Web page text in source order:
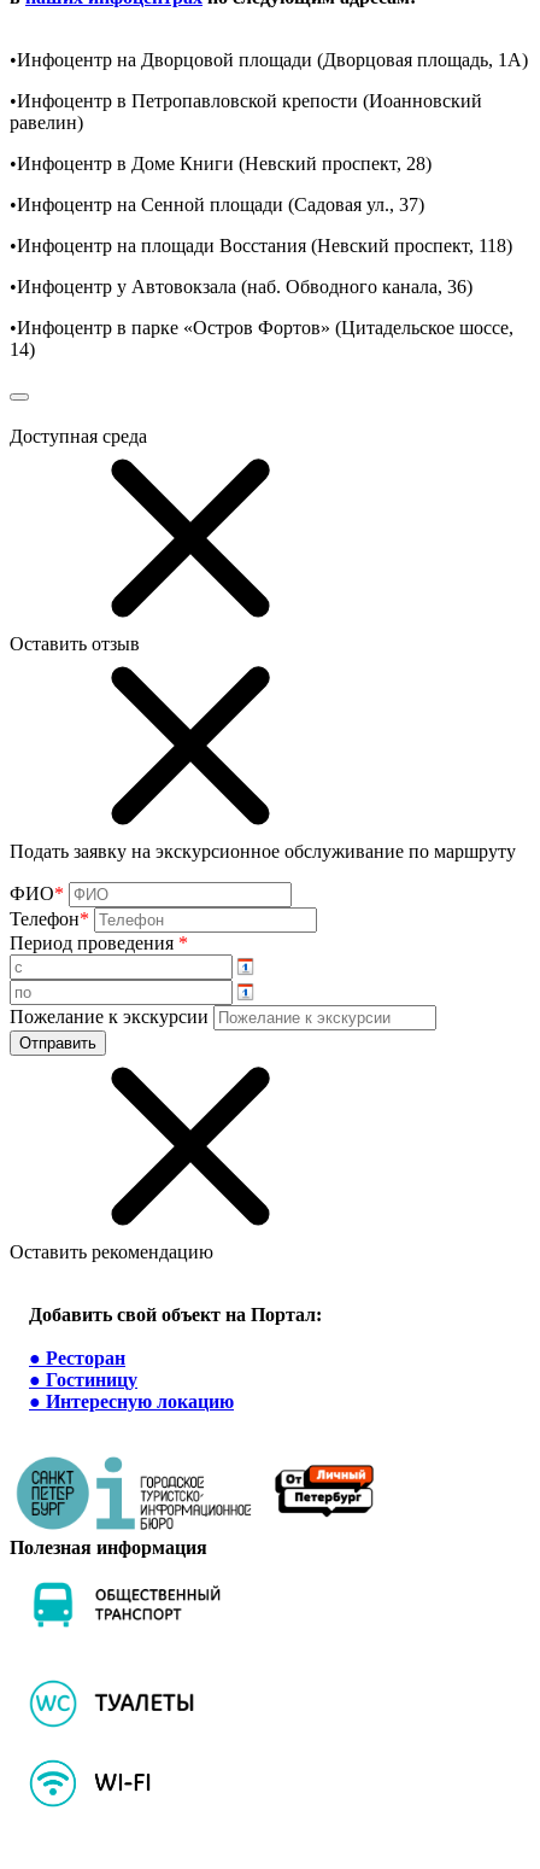
•Инфоцентр на Дворцовой площади (Дворцовая площадь, 1A)
•Инфоцентр в Петропавловской крепости (Иоанновский
равелин)
•Инфоцентр в Доме Книги (Невский проспект, 28)
•Инфоцентр на Сенной площади (Садовая ул., 37)
•Инфоцентр на площади Восстания (Невский проспект, 118)
•Инфоцентр у Автовокзала (наб. Обводного канала, 36)
•Инфоцентр в парке «Остров Фортов» (Цитадельское шоссе,
14)
Доступная среда
Оставить отзыв
Подать заявку на экскурсионное обслуживание по маршруту
ФИО*
Телефон*
Период проведения *
Пожелание к экскурсии
Оставить рекомендацию
Добавить свой объект на Портал:
● Ресторан
● Гостиницу
● Интересную локацию
Полезная информация